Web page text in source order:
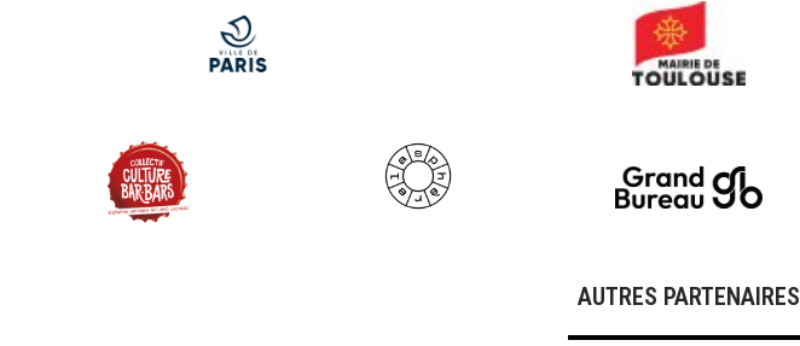
AUTRES PARTENAIRES​